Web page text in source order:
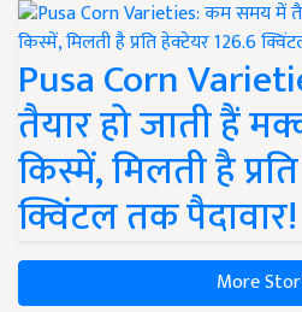
Pusa Corn
तैयार हो जाती हैं
किस्में, मिलती है
क्विंटल तक पैदावार!
More